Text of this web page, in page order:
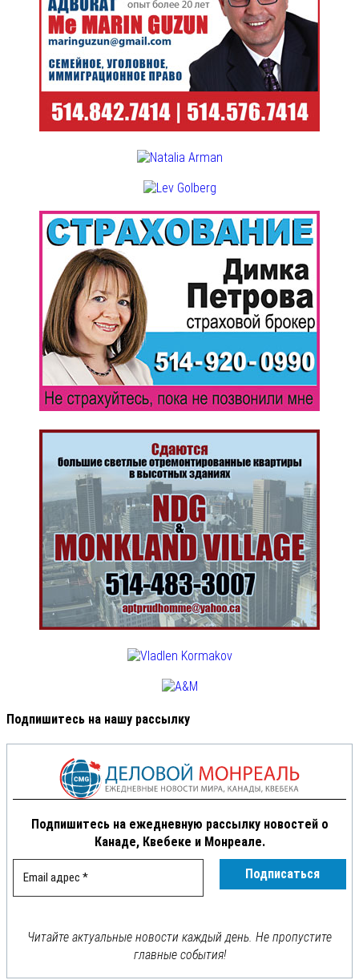
Подпишитесь на нашу рассылку
Подпишитесь на ежедневную рассылку новостей о
Канаде, Квебеке и Монреале.
Читайте актуальные новости каждый день. Не пропустите
главные события!